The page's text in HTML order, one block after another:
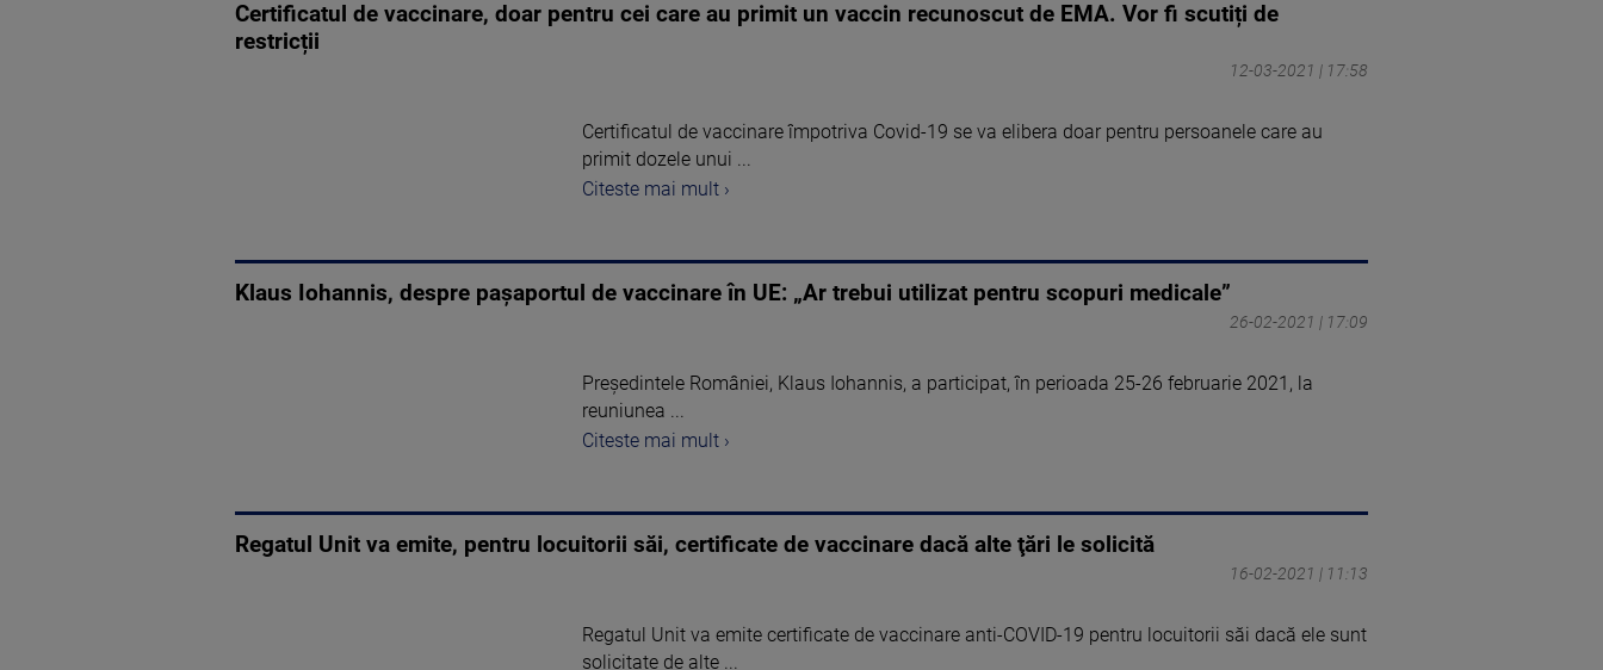
Certificatul de vaccinare, doar pentru cei care au primit un vaccin recunoscut de EMA. Vor fi scutiți de
restricții
12-03-2021 | 17:58
Certificatul de vaccinare împotriva Covid-19 se va elibera doar pentru persoanele care au
primit dozele unui ...
Citeste mai mult ›
Klaus Iohannis, despre pașaportul de vaccinare în UE: „Ar trebui utilizat pentru scopuri medicale”
26-02-2021 | 17:09
Președintele României, Klaus Iohannis, a participat, în perioada 25-26 februarie 2021, la
reuniunea ...
Citeste mai mult ›
Regatul Unit va emite, pentru locuitorii săi, certificate de vaccinare dacă alte ţări le solicită
16-02-2021 | 11:13
Regatul Unit va emite certificate de vaccinare anti-COVID-19 pentru locuitorii săi dacă ele sunt
solicitate de alte ...